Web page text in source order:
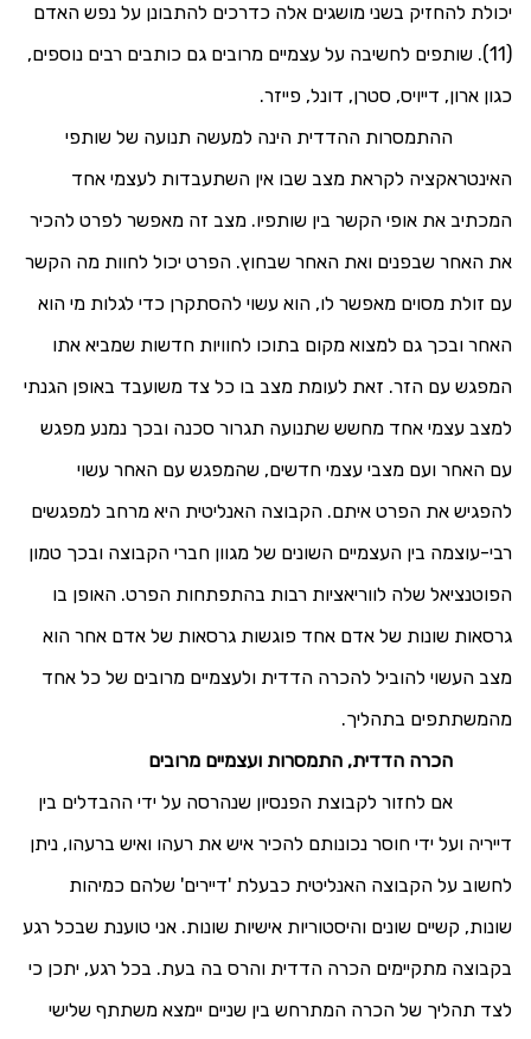
יכולת להחזיק בשני מושגים אלה כדרכים להתבונן על נפש האדם
(11). שותפים לחשיבה על עצמיים מרובים גם כותבים רבים נוספים,
כגון ארון, דייויס, סטרן, דונל, פייזר.
ההתמסרות ההדדית הינה למעשה תנועה של שותפי
האינטראקציה לקראת מצב שבו אין השתעבדות לעצמי אחד
המכתיב את אופי הקשר בין שותפיו. מצב זה מאפשר לפרט להכיר
את האחר שבפנים ואת האחר שבחוץ. הפרט יכול לחוות מה הקשר
עם זולת מסוים מאפשר לו, הוא עשוי להסתקרן כדי לגלות מי הוא
האחר ובכך גם למצוא מקום בתוכו לחוויות חדשות שמביא אתו
המפגש עם הזר. זאת לעומת מצב בו כל צד משועבד באופן הגנתי
למצב עצמי אחד מחשש שתנועה תגרור סכנה ובכך נמנע מפגש
עם האחר ועם מצבי עצמי חדשים, שהמפגש עם האחר עשוי
להפגיש את הפרט איתם. הקבוצה האנליטית היא מרחב למפגשים
רבי-עוצמה בין העצמיים השונים של מגוון חברי הקבוצה ובכך טמון
הפוטנציאל שלה לווריאציות רבות בהתפתחות הפרט. האופן בו
גרסאות שונות של אדם אחד פוגשות גרסאות של אדם אחר הוא
מצב העשוי להוביל להכרה הדדית ולעצמיים מרובים של כל אחד
מהמשתתפים בתהליך.
הכרה הדדית, התמסרות ועצמיים מרובים
אם לחזור לקבוצת הפנסיון שנהרסה על ידי ההבדלים בין
דייריה ועל ידי חוסר נכונותם להכיר איש את רעהו ואיש ברעהו, ניתן
לחשוב על הקבוצה האנליטית כבעלת 'דיירים' שלהם כמיהות
שונות, קשיים שונים והיסטוריות אישיות שונות. אני טוענת שבכל רגע
בקבוצה מתקיימים הכרה הדדית והרס בה בעת. בכל רגע, יתכן כי
לצד תהליך של הכרה המתרחש בין שניים יימצא משתתף שלישי